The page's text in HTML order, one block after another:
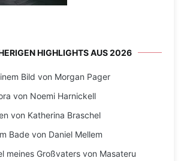
HIGHLIGHTS AUS 2026
Bild von Morgan Pager
von Noemi Harnickell
von Katherina Braschel
Bade von Daniel Mellem
meines Großvaters von Masateru